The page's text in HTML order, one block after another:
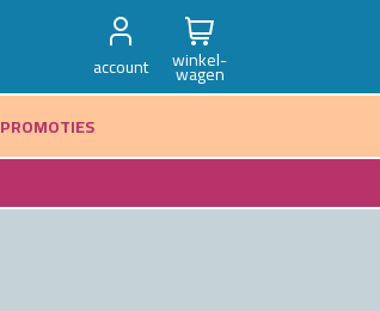
account winkel-
wagen
PROMOTIES